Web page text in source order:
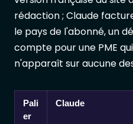
rédaction ; Claude
le pays de l'abonné, un
compte pour une PME
n'apparaît sur aucune
Pali
er
Claude